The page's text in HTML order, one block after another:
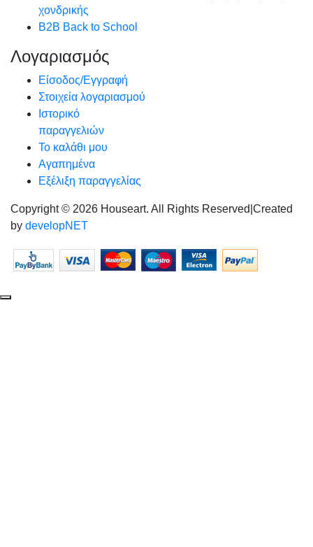
χονδρικής
B2B Back to School
Λογαριασμός
Είσοδος/Εγγραφή
Στοιχεία λογαριασμού
Ιστορικό
παραγγελιών
Το καλάθι μου
Αγαπημένα
Εξέλιξη παραγγελίας
Copyright © 2026 Houseart. All Rights Reserved Created
by developNET